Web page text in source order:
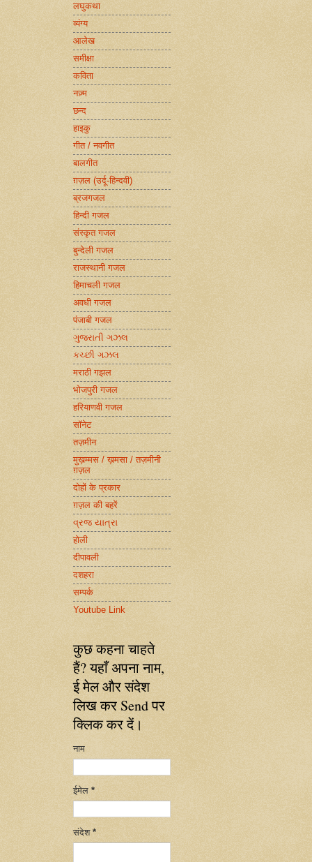
लघुकथा
व्यंग्य
आलेख
समीक्षा
कविता
नज़्म
छन्द
हाइकु
गीत / नवगीत
बालगीत
ग़ज़ल (उर्दू-हिन्दवी)
ब्रजगजल
हिन्दी गजल
संस्कृत गजल
बुन्देली गजल
राजस्थानी गजल
हिमाचली गजल
अवधी गजल
पंजाबी गजल
ગુજરાતી ગઝલ
કચ્છી ગઝલ
मराठी गझल
भोजपुरी गजल
हरियाणवी गजल
सॉनेट
तज़मीन
मुख़म्मस / ख़मसा / तज़मीनी
ग़ज़ल
दोहों के प्रकार
ग़ज़ल की बहरें
વ્રજ યાત્રા
होली
दीपावली
दशहरा
सम्पर्क
Youtube Link
कुछ कहना चाहते
हैं? यहाँ अपना नाम,
ई मेल और संदेश
लिख कर Send पर
क्लिक कर दें।
नाम
ईमेल *
संदेश *